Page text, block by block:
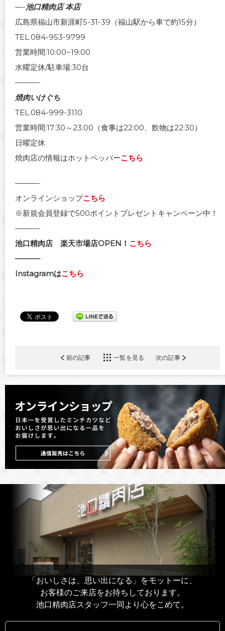
—-池口精肉店 本店
広島県福山市新涯町5-31-39（福山駅から車で約15分）
TEL.084-953-9799
営業時間:10:00~19:00
水曜定休/駐車場:30台
———-
焼肉いけぐち
TEL.084-999-3110
営業時間:17:30～23:00（食事は22:00、飲物は22:30）
日曜定休
焼肉店の情報はホットペッパーこちら
———-
オンラインショップこちら
※新規会員登録で500ポイントプレゼントキャンペーン中！
———-
池口精肉店 楽天市場店OPEN！ こちら
———-
Instagramはこちら
前の記事 一覧を見る 次の記事
「おいしさは、思い出になる」をモットーに、
お客様のご来店をお待ちしております。
池口精肉店スタッフ一同より心をこめて。